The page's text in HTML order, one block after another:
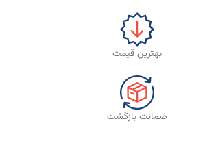
بهترین قیمت
ضمانت بازگشت